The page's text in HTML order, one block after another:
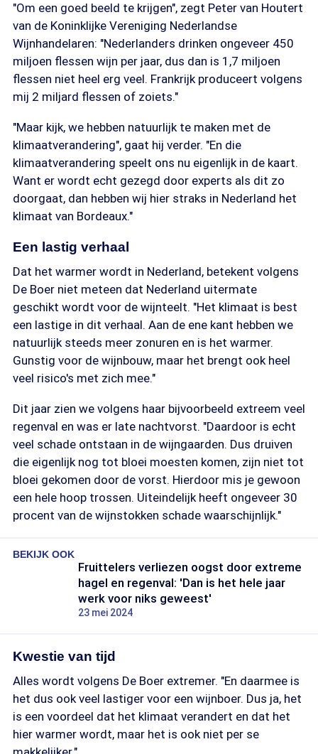
"Om een goed beeld te krijgen", zegt Peter van Houtert
van de Koninklijke Vereniging Nederlandse
Wijnhandelaren: "Nederlanders drinken ongeveer 450
miljoen flessen wijn per jaar, dus dan is 1,7 miljoen
flessen niet heel erg veel. Frankrijk produceert volgens
mij 2 miljard flessen of zoiets."
"Maar kijk, we hebben natuurlijk te maken met de
klimaatverandering", gaat hij verder. "En die
klimaatverandering speelt ons nu eigenlijk in de kaart.
Want er wordt echt gezegd door experts als dit zo
doorgaat, dan hebben wij hier straks in Nederland het
klimaat van Bordeaux."
Een lastig verhaal
Dat het warmer wordt in Nederland, betekent volgens
De Boer niet meteen dat Nederland uitermate
geschikt wordt voor de wijnteelt. "Het klimaat is best
een lastige in dit verhaal. Aan de ene kant hebben we
natuurlijk steeds meer zonuren en is het warmer.
Gunstig voor de wijnbouw, maar het brengt ook heel
veel risico's met zich mee."
Dit jaar zien we volgens haar bijvoorbeeld extreem veel
regenval en was er late nachtvorst. "Daardoor is echt
veel schade ontstaan in de wijngaarden. Dus druiven
die eigenlijk nog tot bloei moesten komen, zijn niet tot
bloei gekomen door de vorst. Hierdoor mis je gewoon
een hele hoop trossen. Uiteindelijk heeft ongeveer 30
procent van de wijnstokken schade waarschijnlijk."
BEKIJK OOK
Fruittelers verliezen oogst door extreme
hagel en regenval: 'Dan is het hele jaar
werk voor niks geweest'
23 mei 2024
Kwestie van tijd
Alles wordt volgens De Boer extremer. "En daarmee is
het dus ook veel lastiger voor een wijnboer. Dus ja, het
is een voordeel dat het klimaat verandert en dat het
hier warmer wordt, maar het is ook niet per se